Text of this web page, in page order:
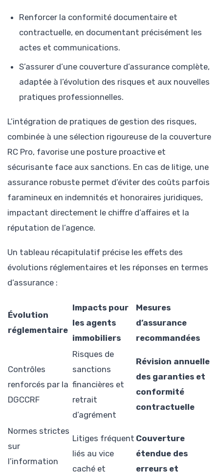
Renforcer la conformité documentaire et
contractuelle, en documentant précisément les
actes et communications.
S’assurer d’une couverture d’assurance complète,
adaptée à l’évolution des risques et aux nouvelles
pratiques professionnelles.
L’intégration de pratiques de gestion des risques,
combinée à une sélection rigoureuse de la couverture
RC Pro, favorise une posture proactive et
sécurisante face aux sanctions. En cas de litige, une
assurance robuste permet d’éviter des coûts parfois
faramineux en indemnités et honoraires juridiques,
impactant directement le chiffre d’affaires et la
réputation de l’agence.
Un tableau récapitulatif précise les effets des
évolutions réglementaires et les réponses en termes
d’assurance :
Évolution
réglementaire
Impacts pour
les agents
immobiliers
Mesures
d’assurance
recommandées
Contrôles
renforcés par la
DGCCRF
Risques de
sanctions
financières et
retrait
d’agrément
Révision annuelle
des garanties et
conformité
contractuelle
Normes strictes
sur
l’information
Litiges fréquent
liés au vice
caché et
Couverture
étendue des
erreurs et